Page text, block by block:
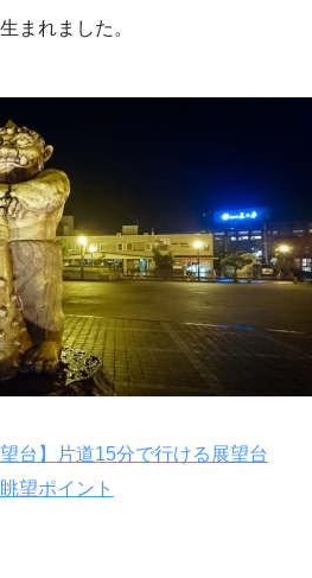
まれました。
台】片道15分で行ける展望台
望ポイント